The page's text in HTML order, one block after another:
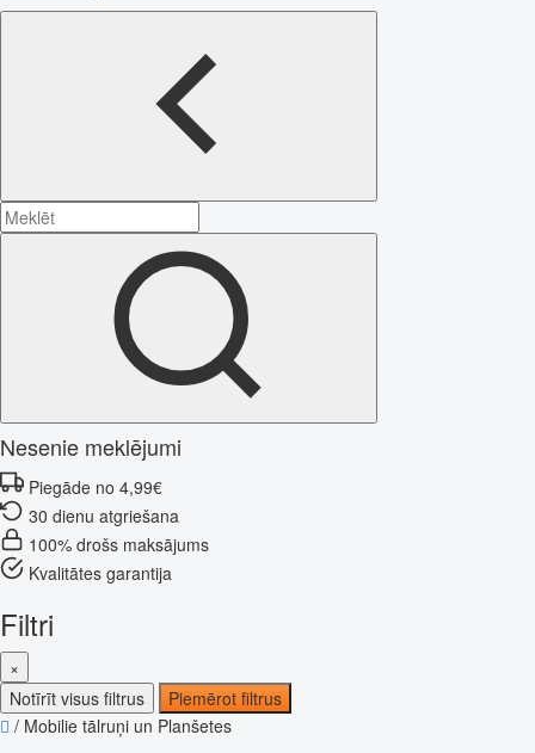
Nesenie meklējumi
Piegāde no 4,99€
30 dienu atgriešana
100% drošs maksājums
Kvalitātes garantija
Filtri
×
Notīrīt visus filtrus
Piemērot filtrus
/ Mobilie tālruņi un Planšetes